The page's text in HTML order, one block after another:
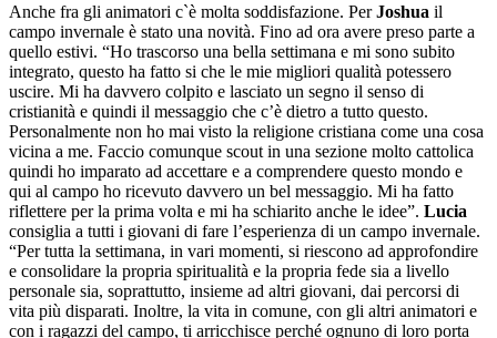
Anche fra gli animatori c`è molta soddisfazione. PerJoshua il
campo invernale è stato una novità. Fino ad ora avere preso parte a
quello estivi. “Ho trascorso una bella settimana e mi sono subito
integrato, questo ha fatto si che le mie migliori qualità potessero
uscire. Mi ha davvero colpito e lasciato un segno il senso di
cristianità e quindi il messaggio che c’è dietro a tutto questo.
Personalmente non ho mai visto la religione cristiana come una cosa
vicina a me. Faccio comunque scout in una sezione molto cattolica
quindi ho imparato ad accettare e a comprendere questo mondo e
qui al campo ho ricevuto davvero un bel messaggio. Mi ha fatto
riflettere per la prima volta e mi ha schiarito anche le idee”. Lucia
consiglia a tutti i giovani di fare l’esperienza di un campo invernale.
“Per tutta la settimana, in vari momenti, si riescono ad approfondire
e consolidare la propria spiritualità e la propria fede sia a livello
personale sia, soprattutto, insieme ad altri giovani, dai percorsi di
vita più disparati. Inoltre, la vita in comune, con gli altri animatori e
con i ragazzi del campo, ti arricchisce perché ognuno di loro porta